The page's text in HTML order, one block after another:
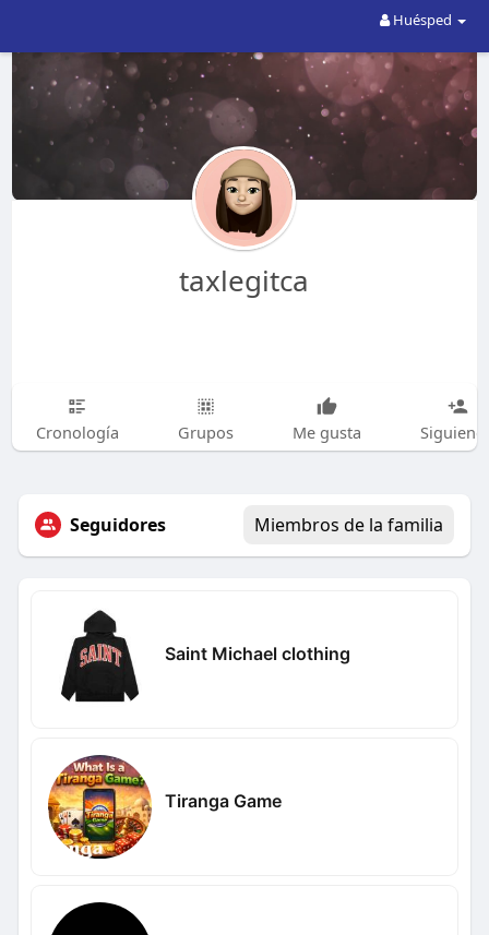
Huésped
taxlegitca
Cronología Grupos Me gusta
Seguidores Miembros de la familia
Saint Michael clothing
Tiranga Game